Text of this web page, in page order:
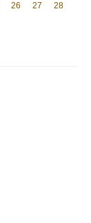
26 27
28